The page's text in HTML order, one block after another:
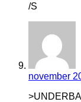
/S
november